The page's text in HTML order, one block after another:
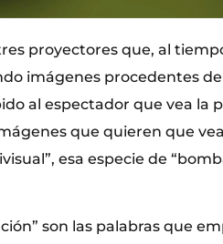
proyectores que, al
imágenes procedentes del
al espectador que vea la
que quieren que
esa especie de
son las palabras que